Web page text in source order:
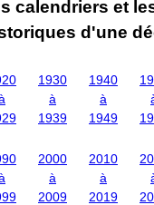
calendriers et
d'une
1930
à
1939
1940
à
1949
2000
à
2009
2010
à
2019